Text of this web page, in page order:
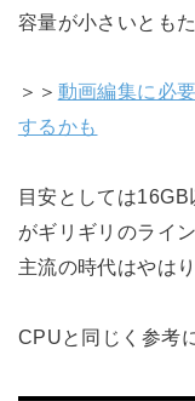
容量が小さいとも
＞＞ 動画編集に必
するかも
目安としては
がギリギリのライ
主流の時代はやは
CPUと同じく参考